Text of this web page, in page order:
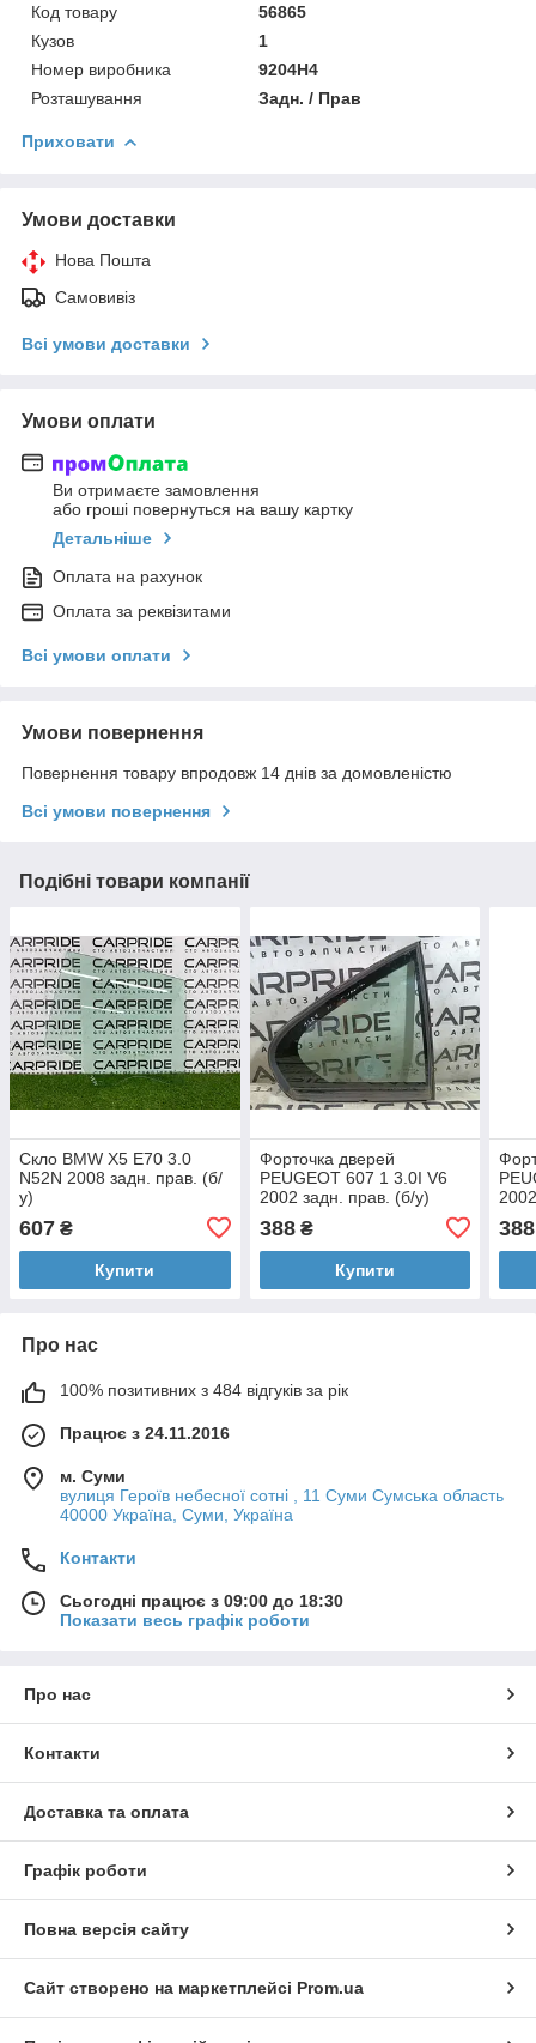
Код товару
56865
Кузов
1
Номер виробника
9204H4
Розташування
Задн. / Прав
Приховати
Умови доставки
Нова Пошта
Самовивіз
Всі умови доставки
Умови оплати
Ви отримаєте замовлення
або гроші повернуться на вашу картку
Детальніше
Оплата на рахунок
Оплата за реквізитами
Всі умови оплати
Умови повернення
Повернення товару впродовж 14 днів за домовленістю
Всі умови повернення
Подібні товари компанії
Скло BMW X5 E70 3.0
N52N 2008 задн. прав. (б/
у)
607 ₴
Купити
Форточка дверей
PEUGEOT 607 1 3.0I V6
2002 задн. прав. (б/у)
388₴
Купити
388
Про нас
100% позитивних з 484 відгуків за рік
Працює з 24.11.2016
м. Суми
вулиця Героїв небесної сотні , 11 Суми Сумська область
40000 Україна, Суми, Україна
Контакти
Сьогодні працює з 09:00 до 18:30
Показати весь графік роботи
Про нас
Контакти
Доставка та оплата
Графік роботи
Повна версія сайту
Сайт створено на маркетплейсі Prom.ua